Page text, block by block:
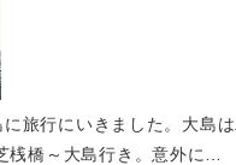
旅行にいきました。大島
桟橋～大島行き。意外に…